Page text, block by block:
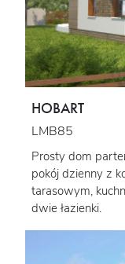
HOBART
LMB85
Prosty dom
pokój dzienny z
tarasowym,
dwie łazienki.